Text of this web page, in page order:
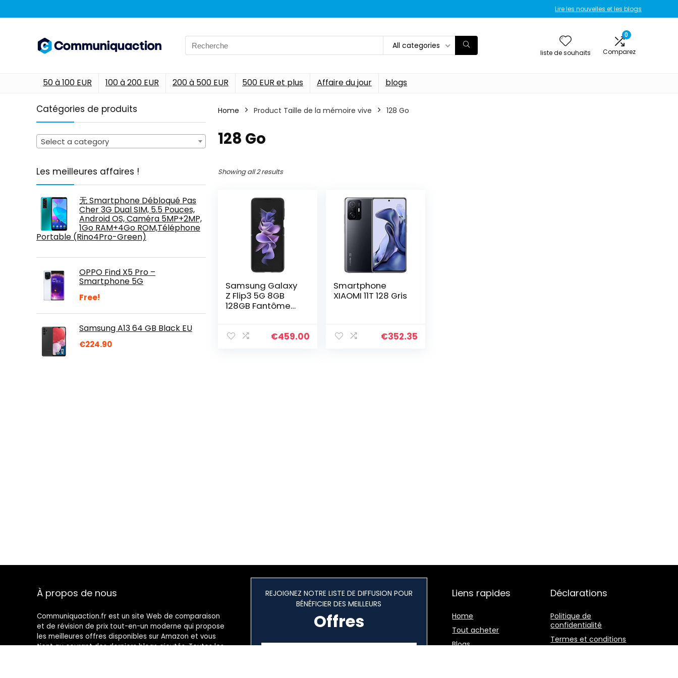
Lire les nouvelles et les blogs
Search
for:
All categories
liste de souhaits
0
Comparez
50 à 100 EUR 100 à 200 EUR 200 à 500 EUR 500 EUR et plus Affaire du jour blogs
Catégories de produits
Select a category
Les meilleures affaires !
无 Smartphone Débloqué Pas
Cher 3G Dual SIM, 5.5 Pouces,
Android OS, Caméra 5MP+2MP,
1Go RAM+4Go ROM,Téléphone
Portable (Rino4Pro-Green)
OPPO Find X5 Pro –
Smartphone 5G
Free!
Samsung A13 64 GB Black EU
€224.90
Home Product Taille de la mémoire vive ‎128 Go
‎128 Go
Showing all 2 results
Samsung Galaxy
Z Flip3 5G 8GB
128GB Fantôme
€459.00
Smartphone
XIAOMI 11T 128 Gris
€352.35
À propos de nous
Communiquaction.fr est un site Web de comparaison
et de révision de prix tout-en-un moderne qui propose
les meilleures offres disponibles sur Amazon et vous
tient au courant des derniers blogs ajoutés. Toutes les
REJOIGNEZ NOTRE LISTE DE DIFFUSION POUR
BÉNÉFICIER DES MEILLEURS
Offres
Liens rapides
Home
Tout acheter
Blogs
Déclarations
Politique de
confidentialité
Termes et conditions